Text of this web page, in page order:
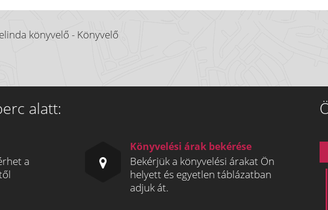
könyvelő - Könyvelő
alatt:
a
Könyvelési árak bekérése
Bekérjük a könyvelési árakat Ön
helyett és egyetlen táblázatban
adjuk át.